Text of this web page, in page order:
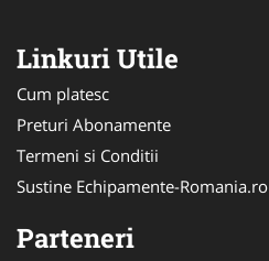
Linkuri Utile
Cum platesc
Preturi Abonamente
Termeni si Conditii
Sustine Echipamente-Romania.ro
Parteneri